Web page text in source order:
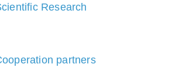
Research
partners